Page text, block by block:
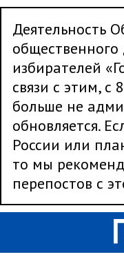
Деятельность
избирателей
связи с этим, с
больше не
обновляется.
России или
то мы
перепостов с